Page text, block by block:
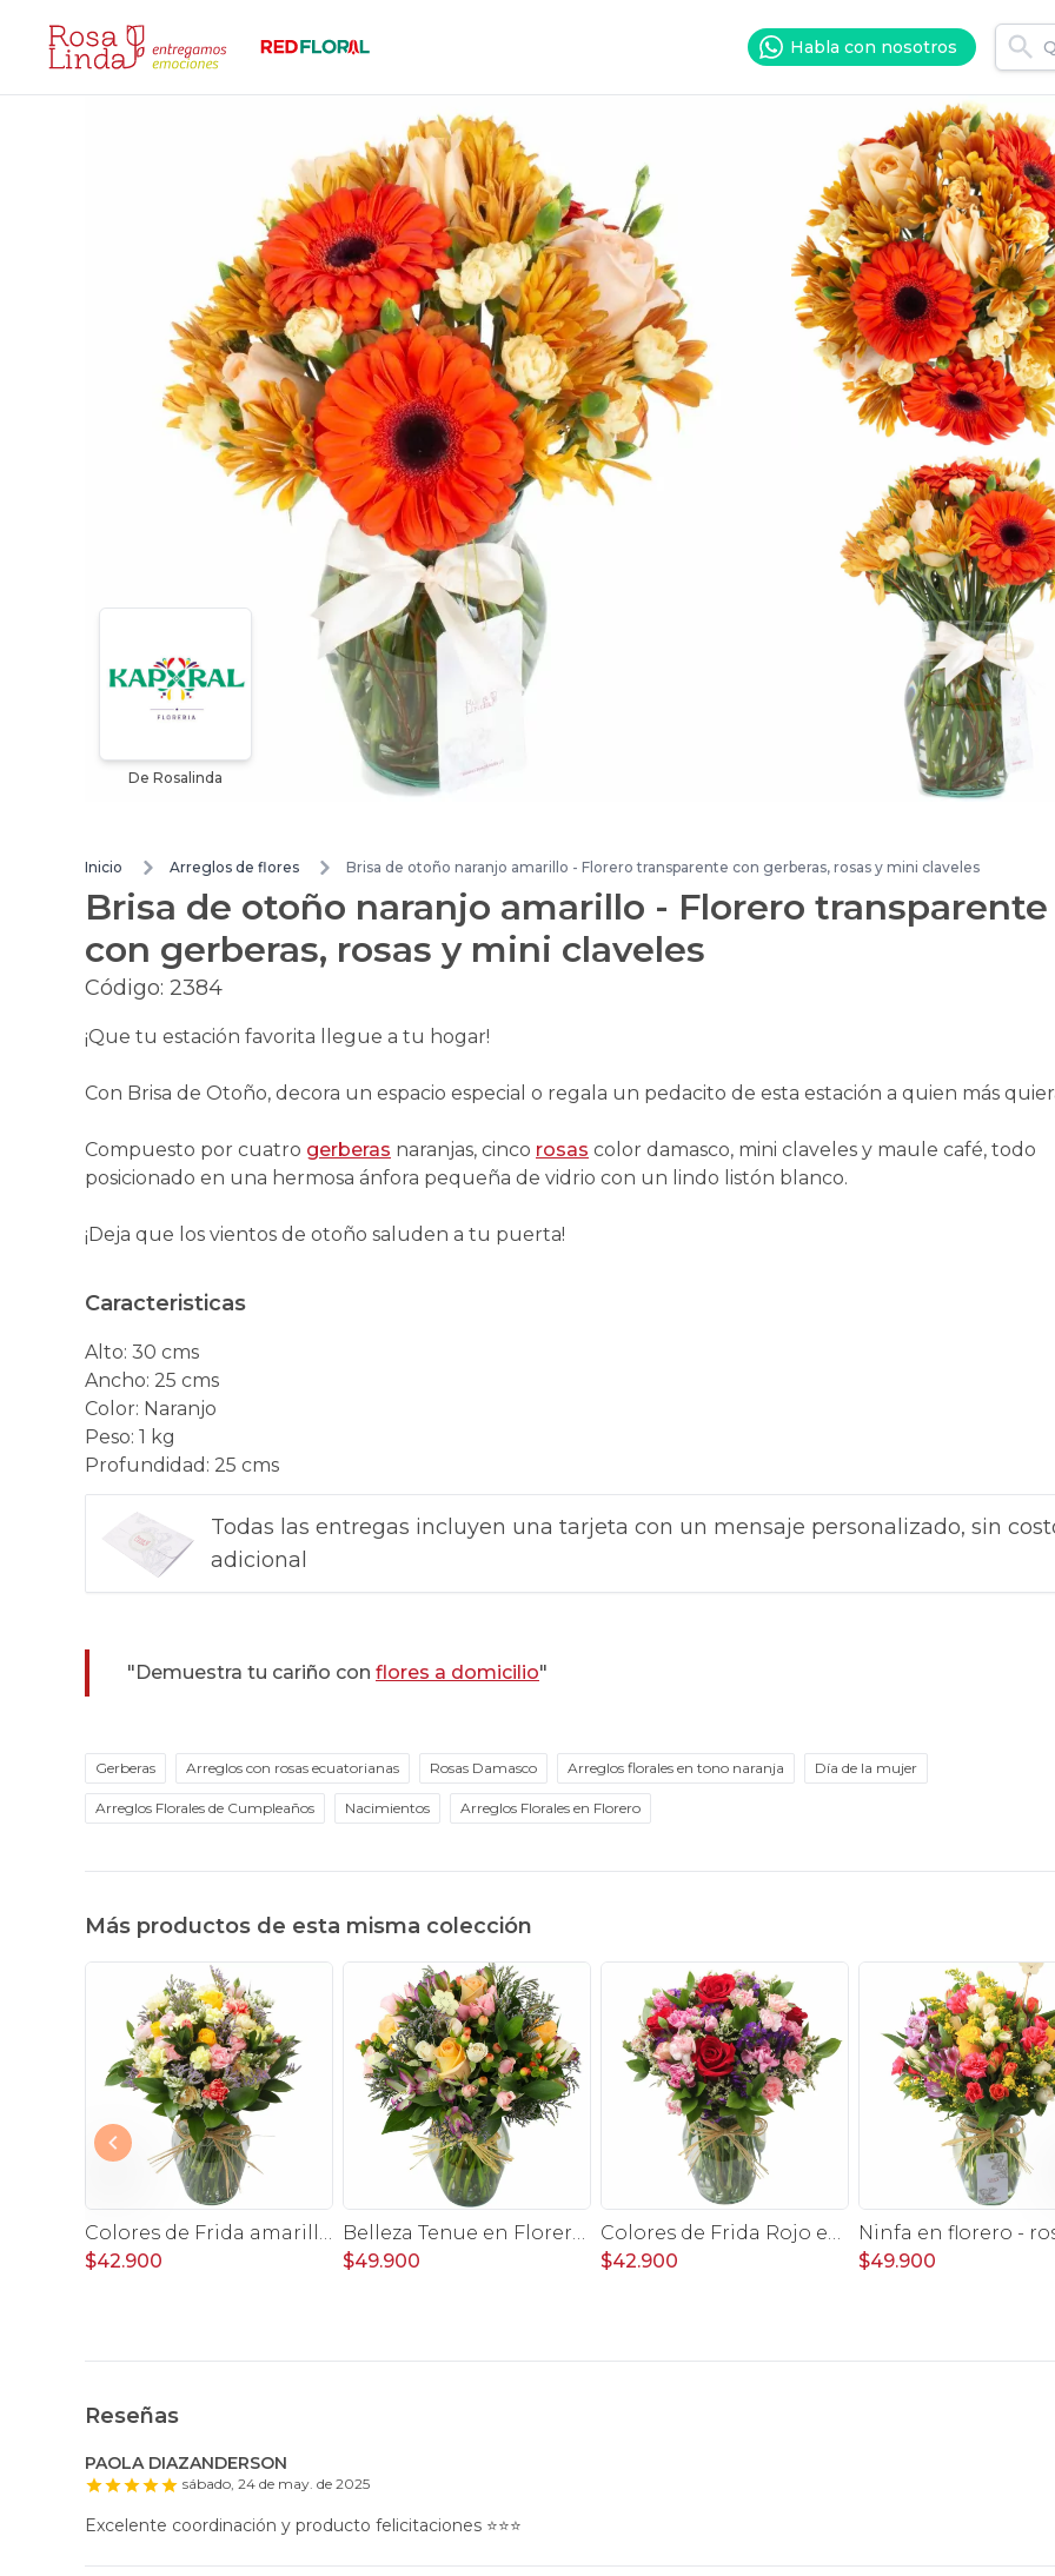
Habla con nosotros
De Rosalinda
Inicio Arreglos de flores Brisa de otoño naranjo amarillo - Florero transparente con gerberas, rosas y mini claveles
Brisa de otoño naranjo amarillo - Florero transparente
con gerberas, rosas y mini claveles
Código: 2384
¡Que tu estación favorita llegue a tu hogar!
Con Brisa de Otoño, decora un espacio especial o regala un pedacito de esta estación a quien más
Compuesto por cuatro gerberas naranjas, cinco rosas color damasco, mini claveles y maule café, todo
posicionado en una hermosa ánfora pequeña de vidrio con un lindo listón blanco.
¡Deja que los vientos de otoño saluden a tu puerta!
Caracteristicas
Alto: 30 cms
Ancho: 25 cms
Color: Naranjo
Peso: 1 kg
Profundidad : 25 cms
Todas las entregas incluyen una tarjeta con un mensaje personalizado, sin
adicional
"Demuestra tu cariño con flores a domicilio"
Gerberas Arreglos con rosas ecuatorianas Rosas Damasco Arreglos florales en tono naranja Día de la mujer
Arreglos Florales de Cumpleaños Nacimientos Arreglos Florales en Florero
Más productos de esta misma colección
Colores de Frida amarillo en florero - Ánfora con rosas, claveles, estate y limonium
$42.900
Belleza Tenue en Florero transparente con rosas damasco, mini claveles, astromelias y limonium
$49.900
Colores de Frida Rojo en florero - Ánfora con rosas, claveles, estate y limonium
$42.900
$49.900
Reseñas
PAOLA DIAZANDERSON
sábado, 24 de may. de 2025
Excelente coordinación y producto felicitaciones ⭐️⭐️⭐️